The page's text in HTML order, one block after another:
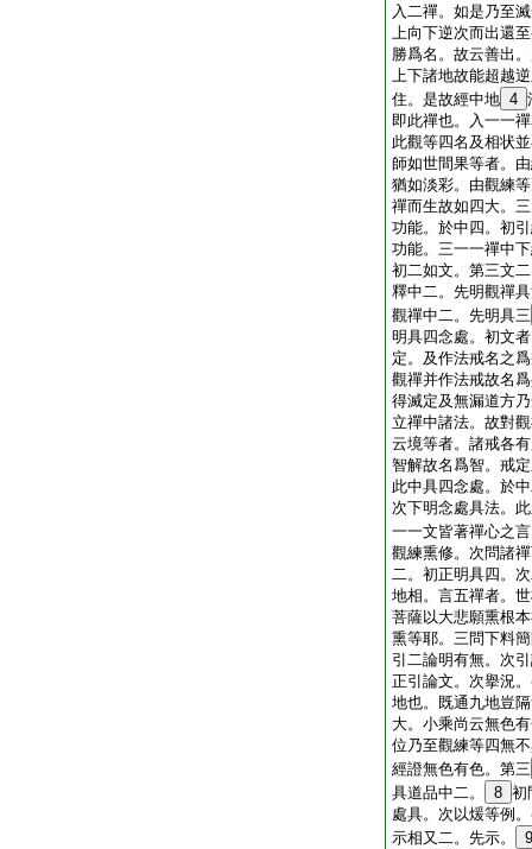
入二禪。如是乃至
上向下逆次而出還
勝爲名。故云善出
上下諸地故能超越
住。是故經中地 4
即此禪也。入一一
此觀等四名及相状
師如世間果等者。
猶如淡彩。由觀練
禪而生故如四大。
功能。於中四。初
功能。三一一禪中
初二如文。第三文
釋中二。先明觀禪
觀禪中二。先明具三
明具四念處。初文
定。及作法戒名之
觀禪并作法戒故名
得滅定及無漏道方
立禪中諸法。故對
云境等者。諸戒各
智解故名爲智。戒
此中具四念處。於
次下明念處具法。
一一文皆著禪心之
觀練熏修。次問諸
二。初正明具四。
地相。言五禪者。
菩薩以大悲願熏根
熏等耶。三問下料
引二論明有無。次
正引論文。次擧況
地也。既通九地豈
大。小乘尚云無色
位乃至觀練等四無
經證無色有色。第三
具道品中二。
8 初
處具。次以煖等例
示相又二。先示。
9